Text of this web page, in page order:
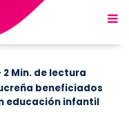
2 Min. de lectura
beneficiados
educación infantil